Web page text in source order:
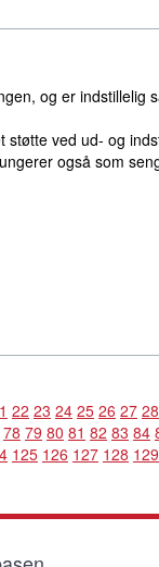
og er indstillelig
støtte ved ud- og
også som
22 23 24 25 26 27 28
78 79 80 81 82 83 84
125 126 127 128 129